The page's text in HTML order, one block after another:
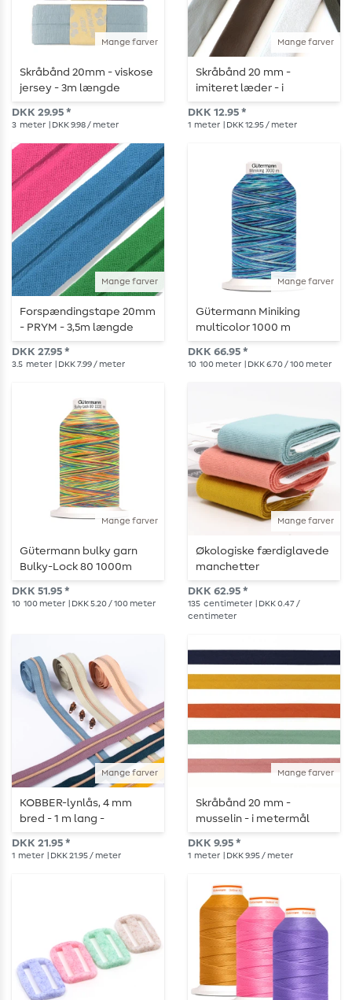
Mange farver
Skråbånd 20mm - viskose
jersey - 3m længde
DKK 29.95 *
3 meter | DKK 9.98 / meter
Mange farver
Skråbånd 20 mm -
imiteret læder - i
metermål
DKK 12.95 *
1 meter | DKK 12.95 / meter
Mange farver
Forspændingstape 20mm
- PRYM - 3,5m længde
DKK 27.95 *
3.5 meter | DKK 7.99 / meter
Mange farver
Gütermann Miniking
multicolor 1000 m
DKK 66.95 *
10 100 meter | DKK 6.70 / 100 meter
Mange farver
Gütermann bulky garn
Bulky-Lock 80 1000m
flerfarvet
DKK 51.95 *
10 100 meter | DKK 5.20 / 100 meter
Mange farver
Økologiske færdiglavede
manchetter
DKK 62.95 *
135 centimeter
| DKK 0.47 /
centimeter
Mange farver
KOBBER-lynlås, 4 mm
bred - 1 m lang -
metalliseret
DKK 21.95 *
1 meter | DKK 21.95 / meter
Mange farver
Skråbånd 20 mm -
musselin - i metermål
DKK 9.95 *
1 meter | DKK 9.95 / meter